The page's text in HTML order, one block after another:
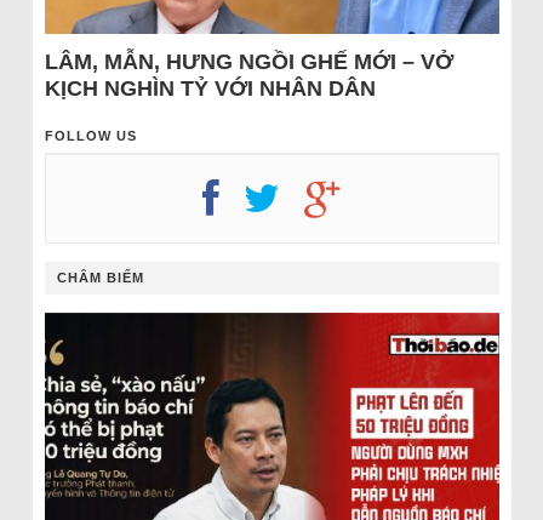
LÂM, MẪN, HƯNG NGỒI GHẾ MỚI – VỞ
KỊCH NGHÌN TỶ VỚI NHÂN DÂN
FOLLOW US
CHÂM BIẾM